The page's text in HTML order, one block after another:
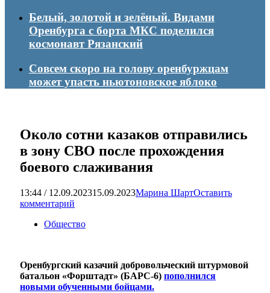
Белый, золотой и зелёный. Видами
Оренбурга с борта МКС поделился
космонавт Рязанский
Совсем скоро на голову оренбуржцам
может упасть ньютоновское яблоко
Около сотни казаков отправились
в зону СВО после прохождения
боевого слаживания
13:44 / 12.09.202315.09.2023Марина ШартОставить
комментарий
Общество
Оренбургский казачий добровольческий штурмовой
батальон «Форштадт» (БАРС-6) пополнился
новыми обученными бойцами.